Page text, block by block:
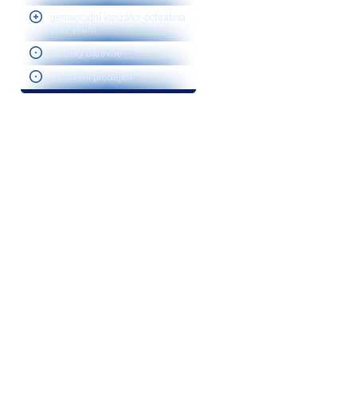
germiocidní ionizátor-ochrabna
proti virům
žárovky barevné
Vybavení prodejen